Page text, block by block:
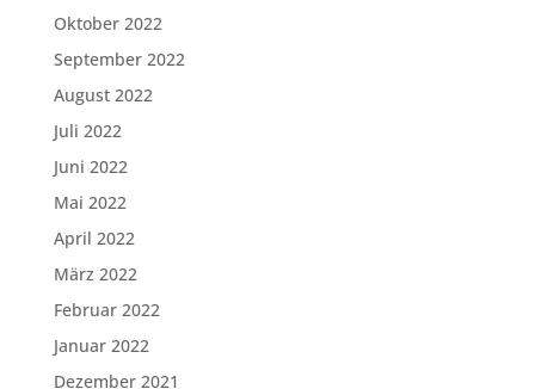
Oktober 2022
September 2022
August 2022
Juli 2022
Juni 2022
Mai 2022
April 2022
März 2022
Februar 2022
Januar 2022
Dezember 2021